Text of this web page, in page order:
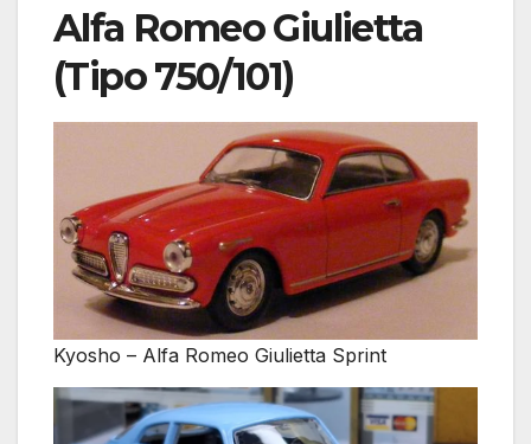
Alfa Romeo Giulietta
(Tipo 750/101)
Kyosho – Alfa Romeo Giulietta Sprint